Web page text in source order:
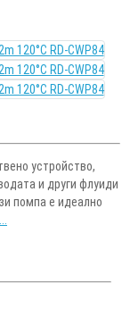
устройство,
и други флуиди
помпа е идеално